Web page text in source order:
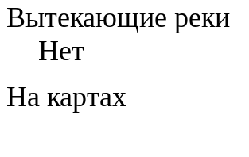
Вытекающие реки
Нет
На картах